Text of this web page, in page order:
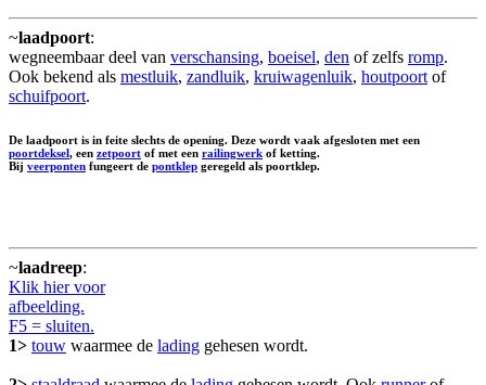
~laadpoort:
wegneembaar deel van verschansing, boeisel, den of zelfs romp.
Ook bekend als mestluik, zandluik, kruiwagenluik, houtpoort of
schuifpoort.
De laadpoort is in feite slechts de opening. Deze wordt vaak afgesloten met een
poortdeksel, een zetpoort of met een railingwerk of ketting.
Bij veerponten fungeert de pontklep geregeld als poortklep.
~laadreep:
Klik hier voor
afbeelding.
F5 = sluiten.
1> touw waarmee de lading gehesen wordt.